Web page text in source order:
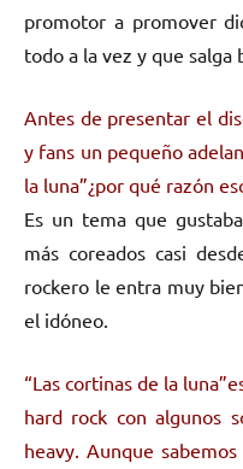
promotor a promover
todo a la vez y que salga
Antes de presentar el
y fans un pequeño
la luna”¿por qué razón
Es un tema que
más coreados casi
rockero le entra muy
el idóneo.
“Las cortinas de la
hard rock con algunos
heavy. Aunque